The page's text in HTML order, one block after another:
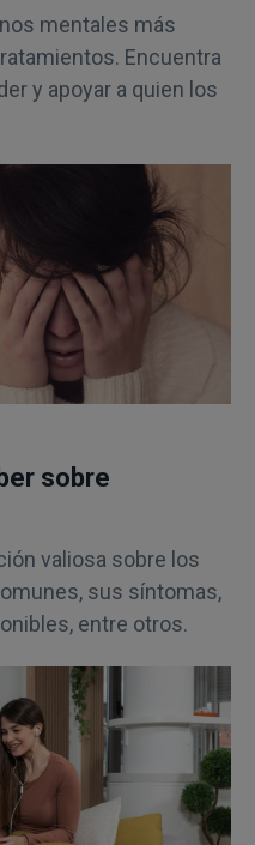
mentales más
Encuentra
y apoyar a quien los
sobre
valiosa sobre los
sus síntomas,
entre otros.